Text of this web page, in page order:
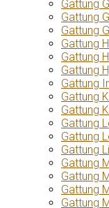
Gattung
Gattung
Gattung
Gattung
Gattung
Gattung
Gattung
Gattung
Gattung
Gattung
Gattung
Gattung
Gattung
Gattung
Gattung
Gattung